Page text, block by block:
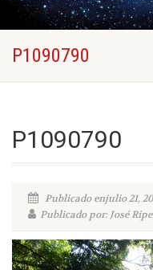
P1090790
P1090790
Publicado enjulio 21,
Publicado por: José